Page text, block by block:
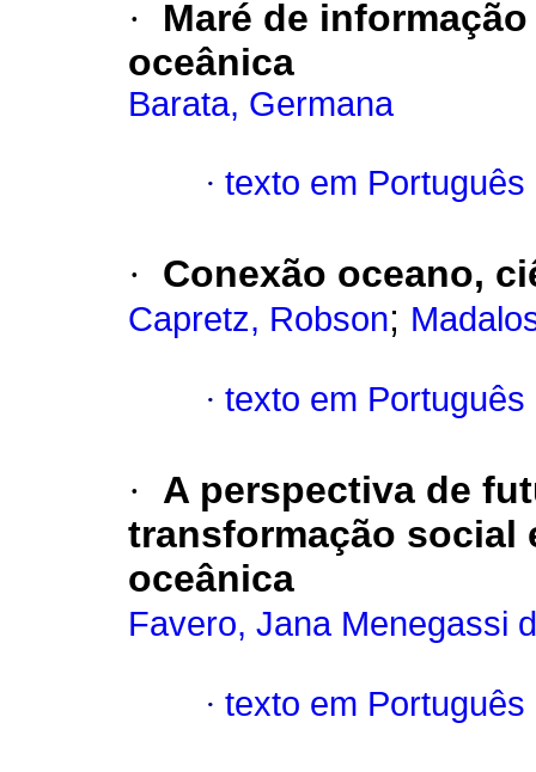
·
Maré de
oceânica
Barata, Germana
· texto em Português
· Conexão oceano,
Capretz, Robson;
· texto em Português
·
A perspectiva de
transformação social
oceânica
Favero, Jana Menegassi
· texto em Português